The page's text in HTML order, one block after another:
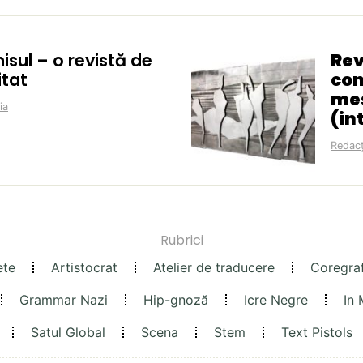
– o revistă de
Rubrici
Artistocrat Atelier de traducere
Grammar Nazi
Hip-gnoză Icre Negre
In
Satul Global
Scena Stem Text Pistols